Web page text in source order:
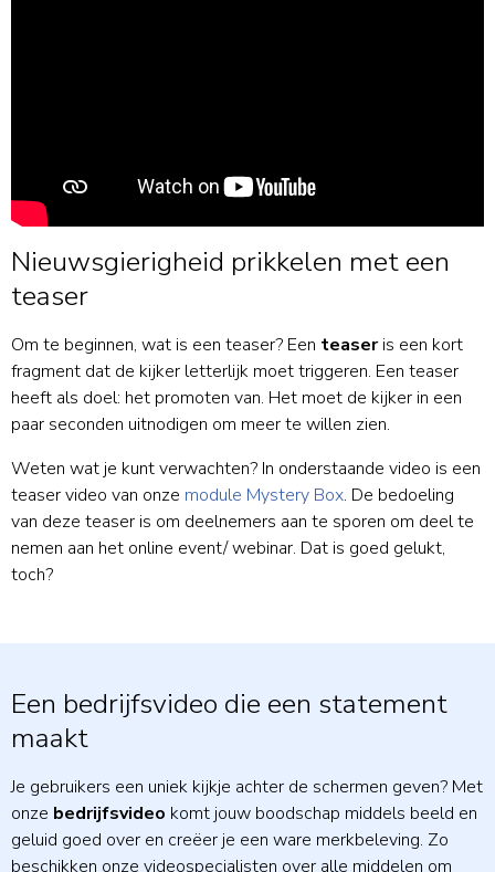
Nieuwsgierigheid prikkelen met een
teaser
Om te beginnen, wat is een teaser? Een teaseris een kort
fragment dat de kijker letterlijk moet triggeren. Een teaser
heeft als doel: het promoten van. Het moet de kijker in een
paar seconden uitnodigen om meer te willen zien.
Weten wat je kunt verwachten? In onderstaande video is een
teaser video van onze module Mystery Box. De bedoeling
van deze teaser is om deelnemers aan te sporen om deel te
nemen aan het online event/ webinar. Dat is goed gelukt,
toch?
Een bedrijfsvideo die een statement
maakt
Je gebruikers een uniek kijkje achter de schermen geven? Met
onze bedrijfsvideo komt jouw boodschap middels beeld en
geluid goed over en creëer je een ware merkbeleving. Zo
beschikken onze videospecialisten over alle middelen om